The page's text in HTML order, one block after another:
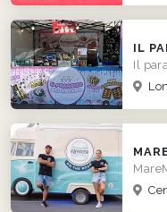
IL
Il